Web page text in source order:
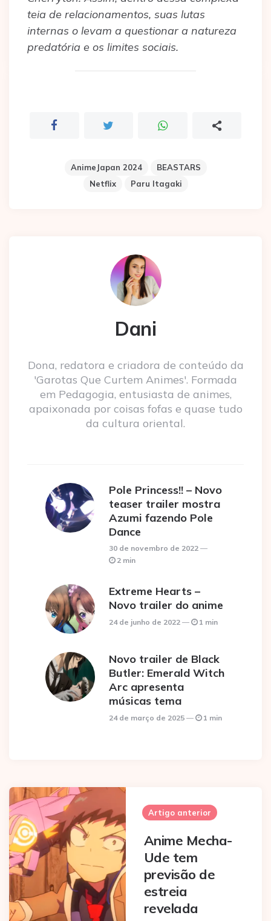
teia de relacionamentos, suas lutas
internas o levam a questionar a natureza
predatória e os limites sociais.
AnimeJapan 2024
BEASTARS
Netflix
Paru Itagaki
Dani
Dona, redatora e criadora de conteúdo da
'Garotas Que Curtem Animes'. Formada
em Pedagogia, entusiasta de animes,
apaixonada por coisas fofas e quase tudo
da cultura oriental.
Pole Princess!! – Novo
teaser trailer mostra
Azumi fazendo Pole
Dance
30 de novembro de 2022
2 min
Extreme Hearts –
Novo trailer do anime
24 de junho de 2022 1 min
Novo trailer de Black
Butler: Emerald Witch
Arc apresenta
músicas tema
24 de março de 2025 1 min
Post
navigation
Artigo anterior
Anime Mecha-
Ude tem
previsão de
estreia
revelada